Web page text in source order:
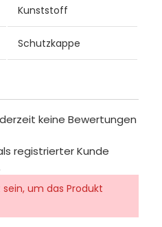
Kunststoff
Schutzkappe
keine Bewertungen
registrierter Kunde
um das Produkt